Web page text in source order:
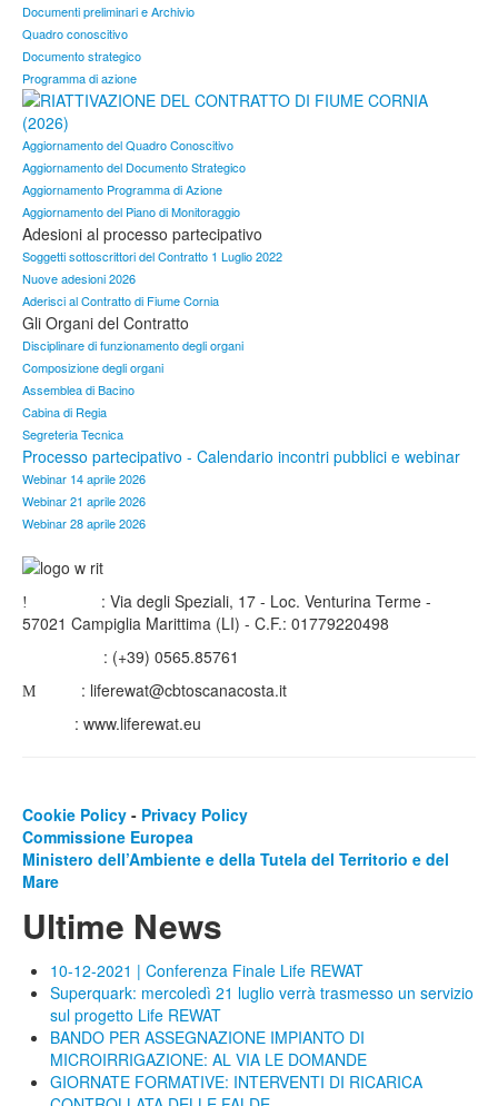
Documenti preliminari e Archivio
Quadro conoscitivo
Documento strategico
Programma di azione
Aggiornamento del Quadro Conoscitivo
Aggiornamento del Documento Strategico
Aggiornamento Programma di Azione
Aggiornamento del Piano di Monitoraggio
Adesioni al processo partecipativo
Soggetti sottoscrittori del Contratto 1 Luglio 2022
Nuove adesioni 2026
Aderisci al Contratto di Fiume Cornia
Gli Organi del Contratto
Disciplinare di funzionamento degli organi
Composizione degli organi
Assemblea di Bacino
Cabina di Regia
Segreteria Tecnica
Processo partecipativo - Calendario incontri pubblici e webinar
Webinar 14 aprile 2026
Webinar 21 aprile 2026
Webinar 28 aprile 2026
: Via degli Speziali, 17 - Loc. Venturina Terme -
57021 Campiglia Marittima (LI) - C.F.: 01779220498
: (+39) 0565.85761
: liferewat@cbtoscanacosta.it
: www.liferewat.eu
Cookie Policy - Privacy Policy
Commissione Europea
Ministero dell’Ambiente e della Tutela del Territorio e del
Mare
Ultime News
10-12-2021 | Conferenza Finale Life REWAT
Superquark: mercoledì 21 luglio verrà trasmesso un servizio
sul progetto Life REWAT
BANDO PER ASSEGNAZIONE IMPIANTO DI
MICROIRRIGAZIONE: AL VIA LE DOMANDE
GIORNATE FORMATIVE: INTERVENTI DI RICARICA